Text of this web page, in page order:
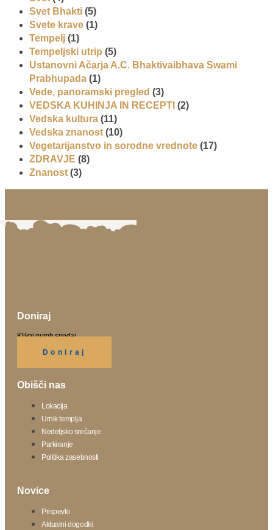
Svet Bhakti (5)
Svete krave (1)
Tempelj (1)
Tempeljski utrip (5)
Ustanovni Ačarja A.C. Bhaktivaibhava Swami
Prabhupada (1)
Vede, panoramski pregled (3)
VEDSKA KUHINJA IN RECEPTI (2)
Vedska kultura (11)
Vedska znanost (10)
Vegetarijanstvo in sorodne vrednote (17)
ZDRAVJE (8)
Znanost (3)
Doniraj
Klikni gumb spodaj.
Doniraj
Obišči nas
Lokacija
Urnik templja
Nedeljsko srečanje
Parkiranje
Politika zasebnosti
Novice
Prispevki
Aktualni dogodki